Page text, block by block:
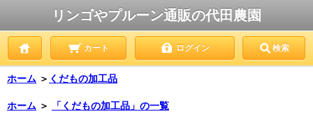
リンゴやプルーン通販の代田農園
カート ログイン 検索
ホーム ＞ くだもの加工品
ホーム ＞ 「くだもの加工品」の一覧